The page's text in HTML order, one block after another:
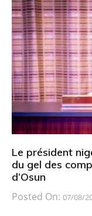
Le président
du gel des
d’Osun
Posted On: 07/08/